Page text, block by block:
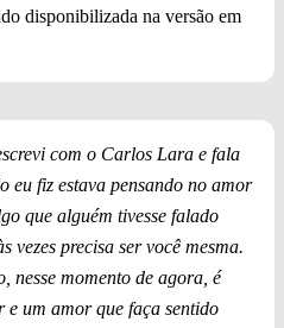
disponibilizada na versão em
com o Carlos Lara e fala
eu fiz estava pensando no amor
que alguém tivesse falado
vezes precisa ser você mesma.
nesse momento de agora, é
e um amor que faça sentido